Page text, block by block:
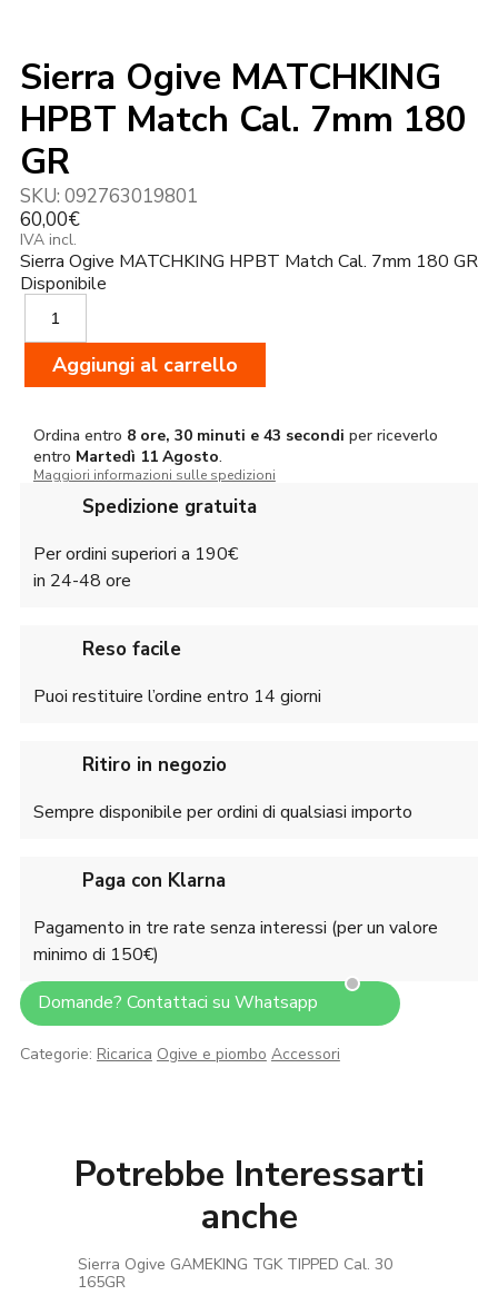
Sierra Ogive MATCHKING
HPBT Match Cal. 7mm 180
GR
SKU: 092763019801
60,00€
IVA incl.
Sierra Ogive MATCHKING HPBT Match Cal. 7mm 180 GR
Disponibile
Sierra
Ogive
MATCHKING
HPBT
Match
7mm
180
GR
quantità
Aggiungi al carrello
Ordina entro 8 ore, 30 minuti e 43 secondi per riceverlo
entro Martedì 11 Agosto.
Maggiori informazioni sulle spedizioni
Spedizione gratuita
Per ordini superiori a 190€
in 24-48 ore
Reso facile
Puoi restituire l’ordine entro 14 giorni
Ritiro in negozio
Sempre disponibile per ordini di qualsiasi importo
Paga con Klarna
Pagamento in tre rate senza interessi (per un valore
minimo di 150€)
Domande? Contattaci su Whatsapp
Categorie: Ricarica Ogive e piombo Accessori
Potrebbe Interessarti
anche